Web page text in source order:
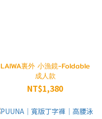
LAIWA裏外 小漁鏡-Foldable
成人款
NT$1,380